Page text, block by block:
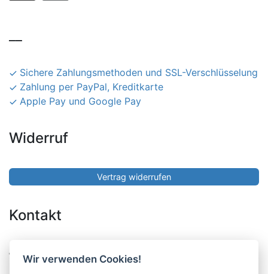
Sichere Zahlungsmethoden und SSL-Verschlüsselung
Zahlung per PayPal, Kreditkarte
Apple Pay und Google Pay
Widerruf
Vertrag widerrufen
Kontakt
Pucher Straße 10, Fürstenfeldbruck
08141-12269
Wir verwenden Cookies!